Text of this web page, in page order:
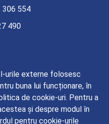
306 554
490
885 387
urile externe folosesc
buna lui funcționare, în
de cookie-uri. Pentru a
și despre modul în
pentru cookie-urile